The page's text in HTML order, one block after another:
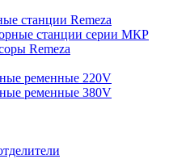
станции Remeza
станции серии МКР
Remeza
ременные 220V
ременные 380V